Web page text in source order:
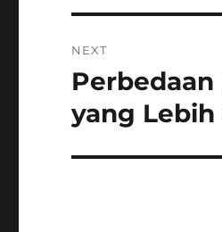
NEXT
Next
yang